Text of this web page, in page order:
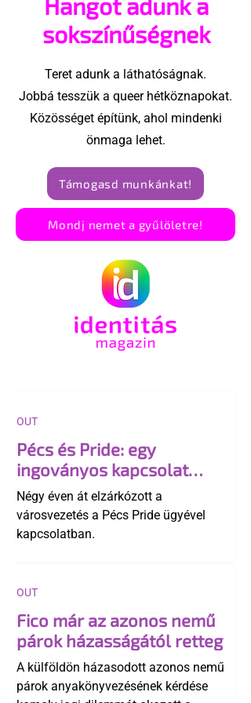
sokszínűségnek
Teret adunk a láthatóságnak.
Jobbá tesszük a queer hétköznapokat.
Közösséget építünk, ahol mindenki
önmaga lehet.
Támogasd munkánkat!
Mondj nemet a gyűlöletre!
Pécs és Pride: egy
ingoványos kapcsolat
története
Négy éven át elzárkózott a
városvezetés a Pécs Pride ügyével
kapcsolatban.
OUT
Fico már az azonos nemű
párok házasságától retteg
A külföldön házasodott azonos nemű
párok anyakönyvezésének kérdése
OUT